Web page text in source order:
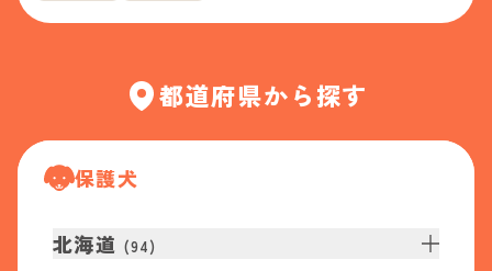
都道府県から探す
保護犬
北海道 (94)